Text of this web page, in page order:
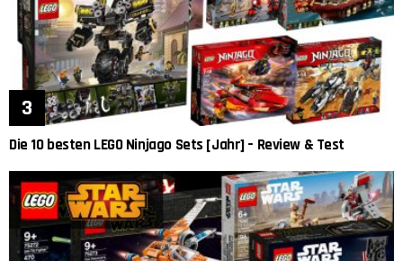
Die 10 besten LEGO Ninjago Sets [Jahr] – Review & Test